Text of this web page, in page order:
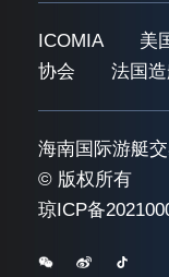
ICOMIA 美
协会
法国
海南国际游艇
© 版权所有
琼ICP备